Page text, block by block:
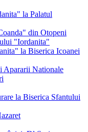
la Palatul
din Otopeni
"Iordanita"
la Biserica Icoanei
Apararii Nationale
la Biserica Sfantului